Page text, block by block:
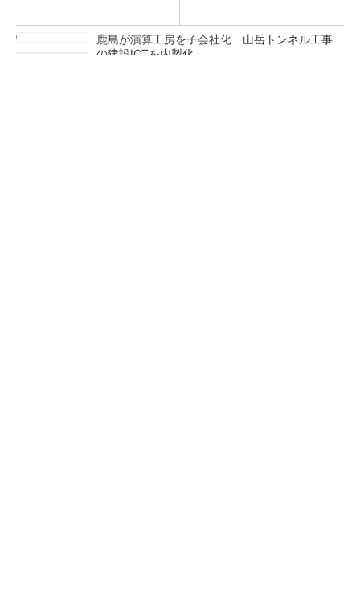
鹿島が演算工房を子会社化 山岳トンネル工事
の建設ICTを内製化